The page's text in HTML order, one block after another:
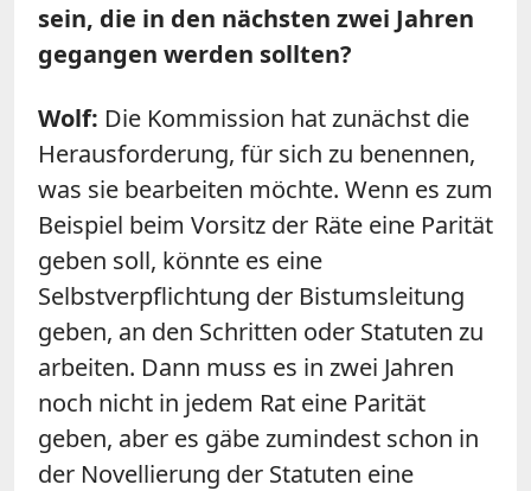
sein, die in den nächsten zwei Jahren
gegangen werden sollten?
Wolf: Die Kommission hat zunächst die
Herausforderung, für sich zu benennen,
was sie bearbeiten möchte. Wenn es zum
Beispiel beim Vorsitz der Räte eine Parität
geben soll, könnte es eine
Selbstverpflichtung der Bistumsleitung
geben, an den Schritten oder Statuten zu
arbeiten. Dann muss es in zwei Jahren
noch nicht in jedem Rat eine Parität
geben, aber es gäbe zumindest schon in
der Novellierung der Statuten eine